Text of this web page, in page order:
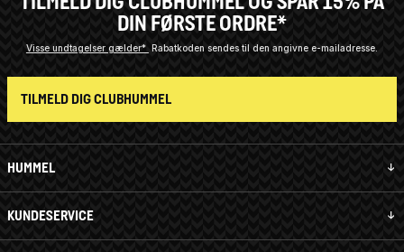
HUMMEL
KUNDESERVICE
DIN FØRSTE ORDRE*
Visse undtagelser gælder* Rabatkoden sendes til den angivne e-mailadresse.
TILMELD DIG CLUBHUMMEL